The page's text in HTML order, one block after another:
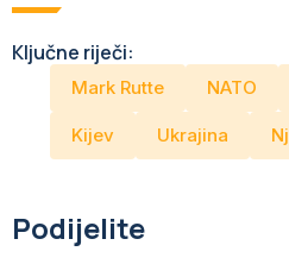
Ključne riječi:
Mark Rutte NATO
Kijev Ukrajina
Podijelite